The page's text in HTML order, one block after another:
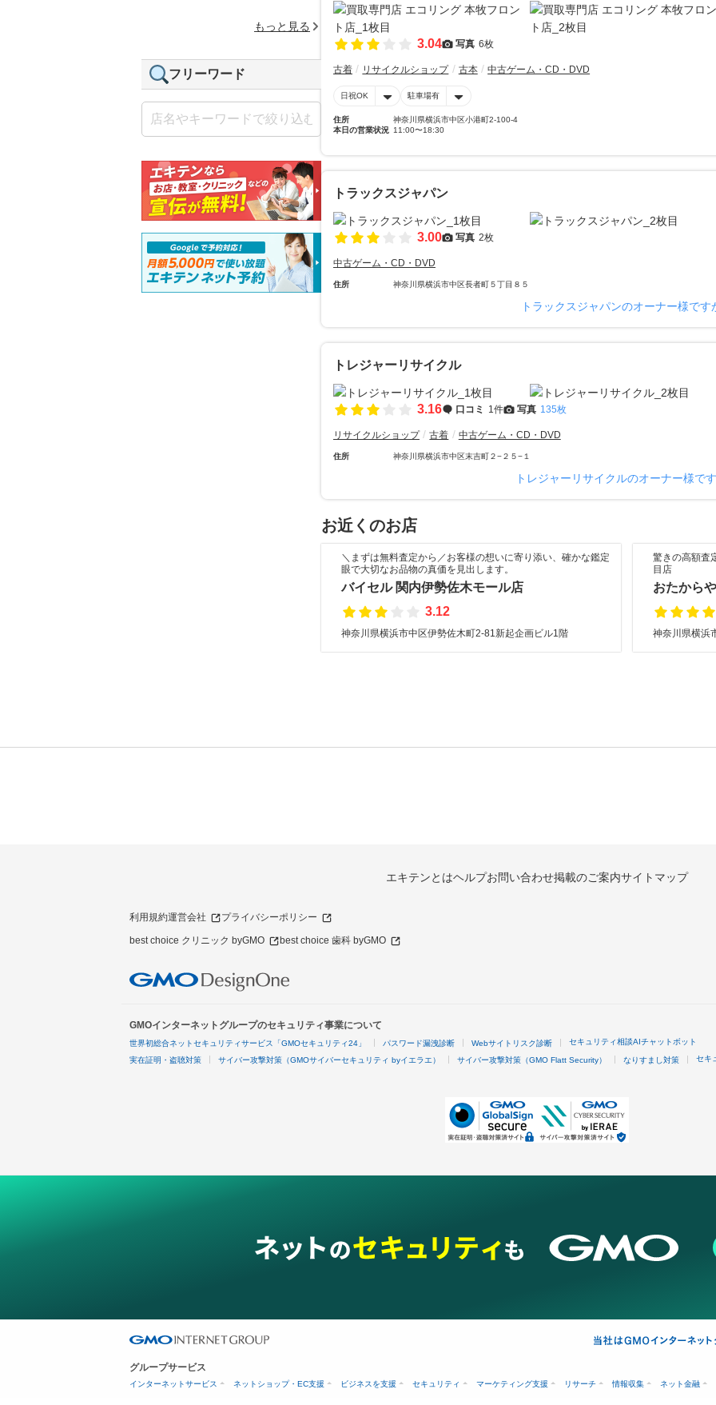
3.04 写真 6枚
古着 リサイクルショップ 古本 中古ゲーム・CD・DVD
日祝OK 駐車場有
住所
神奈川県横浜市中区小港町2-100-4
本日の営業状況 11:00〜18:30
トラックスジャパン
3.00 写真 2枚
中古ゲーム・CD・DVD
住所 神奈川県横浜市中区長者町５丁目８５
トラックスジャパンのオーナー様です
トレジャーリサイクル
3.16 口コミ 1件 写真 135枚
リサイクルショップ 古着 中古ゲーム・CD・DVD
住所 神奈川県横浜市中区末吉町２−２５−１
トレジャーリサイクルのオーナー様で
お近くのお店
＼まずは無料査定から／お客様の想いに寄り添い、確かな鑑定
眼で大切なお品物の真価を見出します。
バイセル 関内伊勢佐木モール店
3.12
神奈川県横浜市中区伊勢佐木町2-81新起企画ビル1階
驚きの高額査
目店
おたから
神奈川県横浜
もっと見る
フリーワード
エキテンとはヘルプお問い合わせ掲載のご案内サイトマップ
利用規約運営会社 プライバシーポリシー
best choice クリニック byGMO best choice 歯科 byGMO
GMOインターネットグループのセキュリティ事業について
世界初総合ネットセキュリティサービス「GMOセキュリティ24」 パスワード漏洩診断 Webサイトリスク診断 セキュリティ相談AIチャットボット
実在証明・盗聴対策 サイバー攻撃対策（GMOサイバーセキュリティ byイエラエ） サイバー攻撃対策（GMO Flatt Security） なりすまし対策 セキ
グループサービス
インターネットサービス ネットショップ・EC支援 ビジネスを支援 セキュリティ マーケティング支援 リサーチ 情報収集 ネット金融